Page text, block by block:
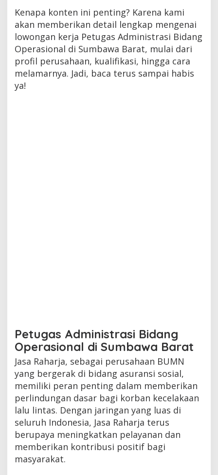
Kenapa konten ini penting? Karena kami
akan memberikan detail lengkap mengenai
lowongan kerja Petugas Administrasi Bidang
Operasional di Sumbawa Barat, mulai dari
profil perusahaan, kualifikasi, hingga cara
melamarnya. Jadi, baca terus sampai habis
ya!
Petugas Administrasi Bidang
Operasional di Sumbawa Barat
Jasa Raharja, sebagai perusahaan BUMN
yang bergerak di bidang asuransi sosial,
memiliki peran penting dalam memberikan
perlindungan dasar bagi korban kecelakaan
lalu lintas. Dengan jaringan yang luas di
seluruh Indonesia, Jasa Raharja terus
berupaya meningkatkan pelayanan dan
memberikan kontribusi positif bagi
masyarakat.